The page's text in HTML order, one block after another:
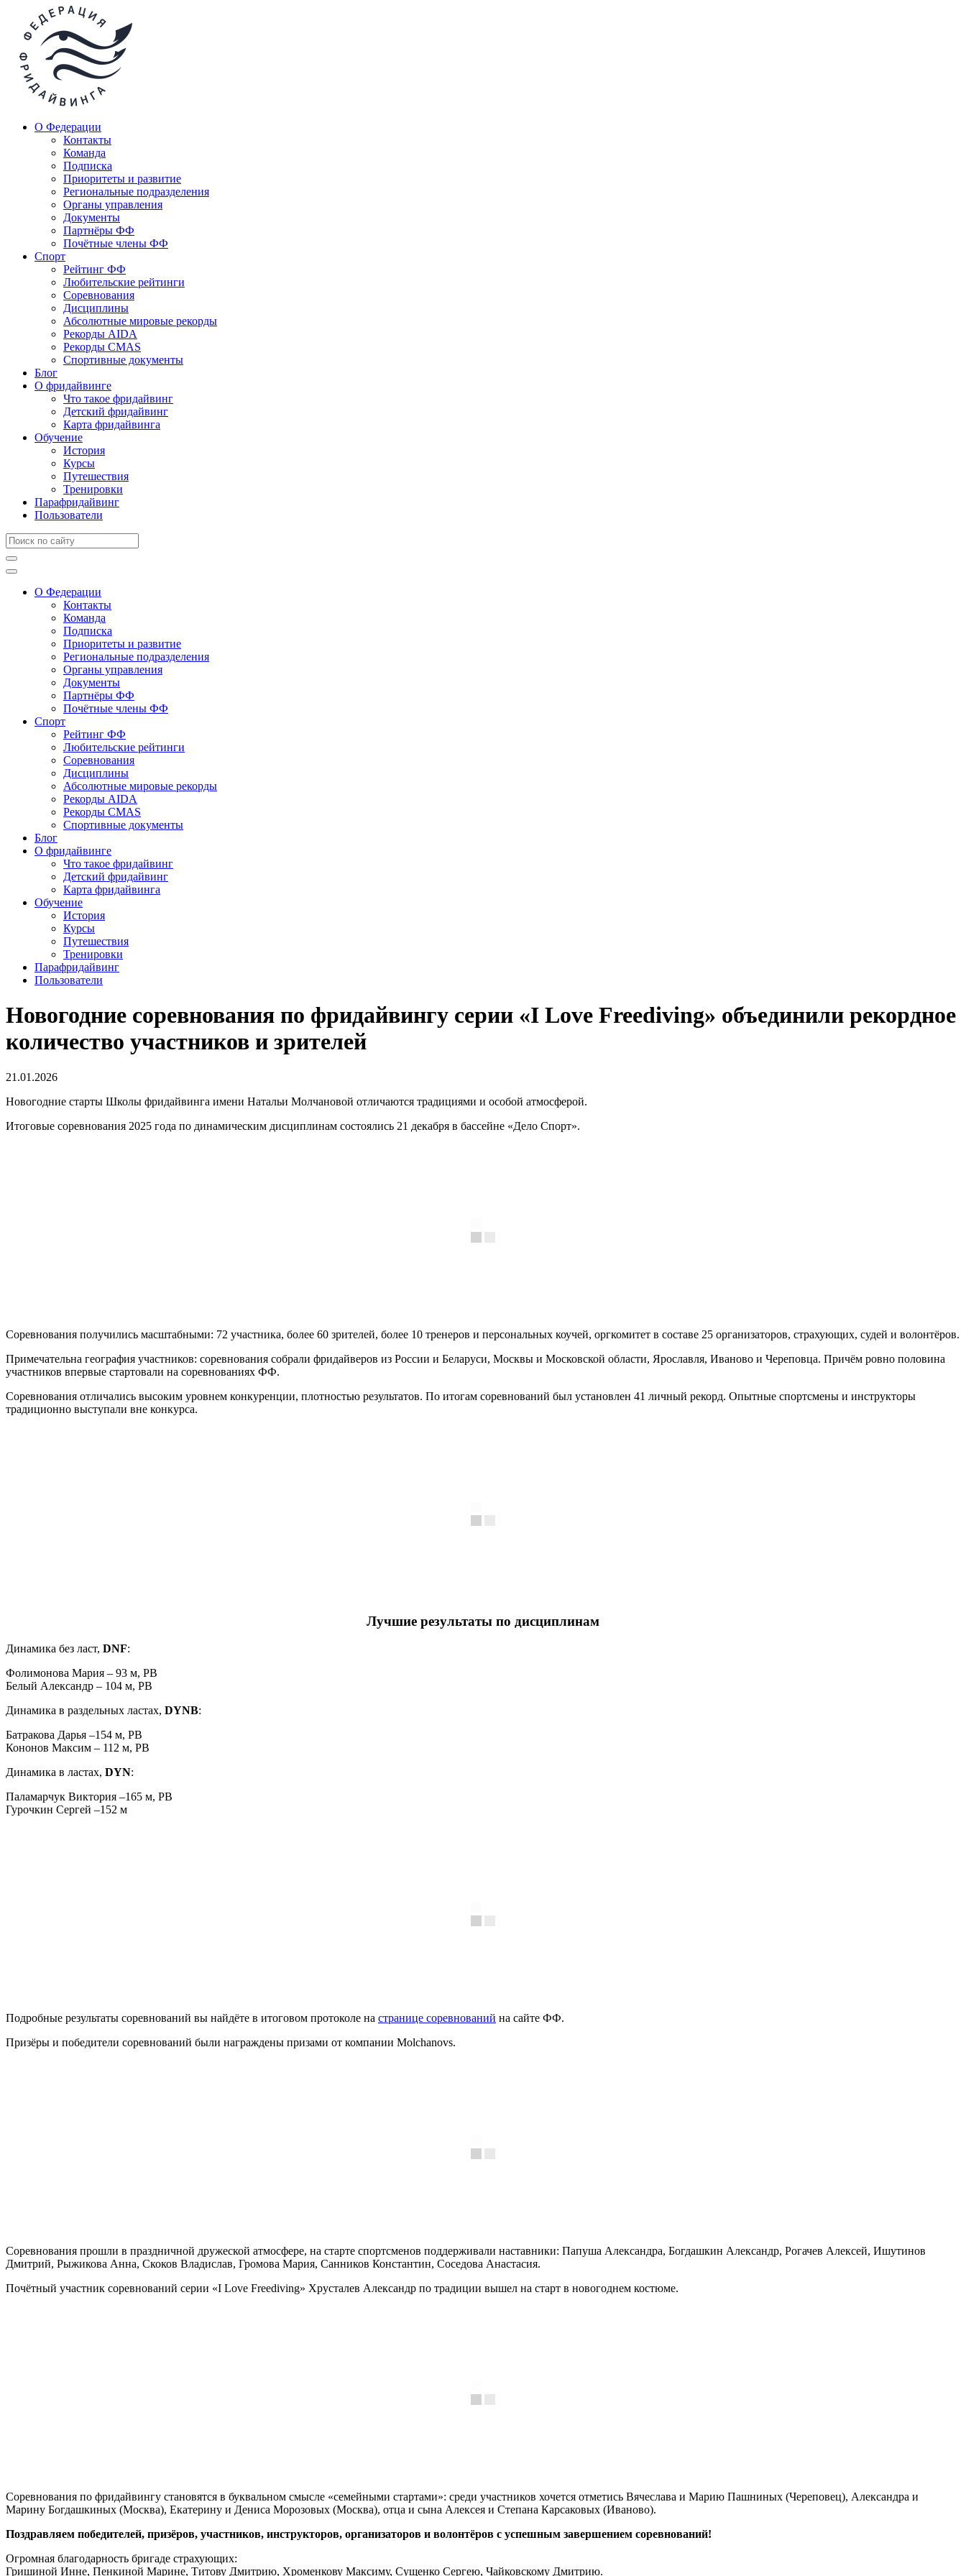
О Федерации
Контакты
Команда
Подписка
Приоритеты и развитие
Региональные подразделения
Органы управления
Документы
Партнёры ФФ
Почётные члены ФФ
Спорт
Рейтинг ФФ
Любительские рейтинги
Соревнования
Дисциплины
Абсолютные мировые рекорды
Рекорды AIDA
Рекорды CMAS
Спортивные документы
Блог
О фридайвинге
Что такое фридайвинг
Детский фридайвинг
Карта фридайвинга
Обучение
История
Курсы
Путешествия
Тренировки
Парафридайвинг
Пользователи
О Федерации
Контакты
Команда
Подписка
Приоритеты и развитие
Региональные подразделения
Органы управления
Документы
Партнёры ФФ
Почётные члены ФФ
Спорт
Рейтинг ФФ
Любительские рейтинги
Соревнования
Дисциплины
Абсолютные мировые рекорды
Рекорды AIDA
Рекорды CMAS
Спортивные документы
Блог
О фридайвинге
Что такое фридайвинг
Детский фридайвинг
Карта фридайвинга
Обучение
История
Курсы
Путешествия
Тренировки
Парафридайвинг
Пользователи
Новогодние соревнования по фридайвингу серии «I Love Freediving» объединили рекордное
количество участников и зрителей
21.01.2026
Новогодние старты Школы фридайвинга имени Натальи Молчановой отличаются традициями и особой атмосферой.
Итоговые соревнования 2025 года по динамическим дисциплинам состоялись 21 декабря в бассейне «Дело Спорт».
Соревнования получились масштабными: 72 участника, более 60 зрителей, более 10 тренеров и персональных коучей, оргкомитет в составе 25 организаторов, страхующих, судей и волонтёров.
Примечательна география участников: соревнования собрали фридайверов из России и Беларуси, Москвы и Московской области, Ярославля, Иваново и Череповца. Причём ровно половина
участников впервые стартовали на соревнованиях ФФ.
Соревнования отличались высоким уровнем конкуренции, плотностью результатов. По итогам соревнований был установлен 41 личный рекорд. Опытные спортсмены и инструкторы
традиционно выступали вне конкурса.
Лучшие результаты по дисциплинам
Динамика без ласт, DNF:
Фолимонова Мария – 93 м, PB
Белый Александр – 104 м, PB
Динамика в раздельных ластах, DYNB:
Батракова Дарья –154 м, PB
Кононов Максим – 112 м, PB
Динамика в ластах, DYN:
Паламарчук Виктория –165 м, PB
Гурочкин Сергей –152 м
Подробные результаты соревнований вы найдёте в итоговом протоколе на странице соревнований на сайте ФФ.
Призёры и победители соревнований были награждены призами от компании Molchanovs.
Соревнования прошли в праздничной дружеской атмосфере, на старте спортсменов поддерживали наставники: Папуша Александра, Богдашкин Александр, Рогачев Алексей, Ишутинов
Дмитрий, Рыжикова Анна, Скоков Владислав, Громова Мария, Санников Константин, Соседова Анастасия.
Почётный участник соревнований серии «I Love Freediving» Хрусталев Александр по традиции вышел на старт в новогоднем костюме.
Соревнования по фридайвингу становятся в буквальном смысле «семейными стартами»: среди участников хочется отметись Вячеслава и Марию Пашниных (Череповец), Александра и
Марину Богдашкиных (Москва), Екатерину и Дениса Морозовых (Москва), отца и сына Алексея и Степана Карсаковых (Иваново).
Поздравляем победителей, призёров, участников, инструкторов, организаторов и волонтёров с успешным завершением соревнований!
Огромная благодарность бригаде страхующих:
Гришиной Инне, Пенкиной Марине, Титову Дмитрию, Хроменкову Максиму, Сущенко Сергею, Чайковскому Дмитрию.